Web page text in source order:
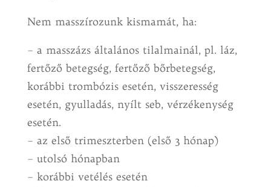
Nem masszírozunk kismamát, ha:
– a masszázs általános tilalmainál, pl. láz,
fertőző betegség, fertőző bőrbetegség,
korábbi trombózis esetén, visszeresség
esetén, gyulladás, nyílt seb, vérzékenység
esetén.
– az első trimeszterben (első 3 hónap)
– utolsó hónapban
– korábbi vetélés esetén